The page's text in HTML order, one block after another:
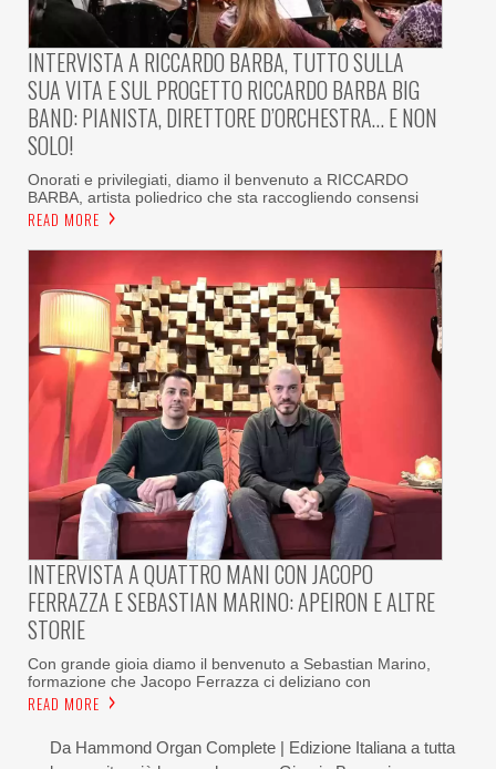
INTERVISTA A RICCARDO BARBA, TUTTO SULLA
SUA VITA E SUL PROGETTO RICCARDO BARBA BIG
BAND: PIANISTA, DIRETTORE D’ORCHESTRA… E NON
SOLO!
Onorati e privilegiati, diamo il benvenuto a RICCARDO
BARBA, artista poliedrico che sta raccogliendo consensi
READ MORE
INTERVISTA A QUATTRO MANI CON JACOPO
FERRAZZA E SEBASTIAN MARINO: APEIRON E ALTRE
STORIE
Con grande gioia diamo il benvenuto a Sebastian Marino,
formazione che Jacopo Ferrazza ci deliziano con
READ MORE
Da Hammond Organ Complete | Edizione Italiana a tutta